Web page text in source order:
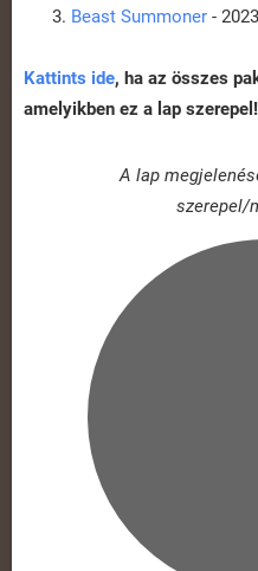
Beast Summoner -
Kattints ide, ha az összes
amelyikben ez a lap szerepel!
A lap
szerepel/